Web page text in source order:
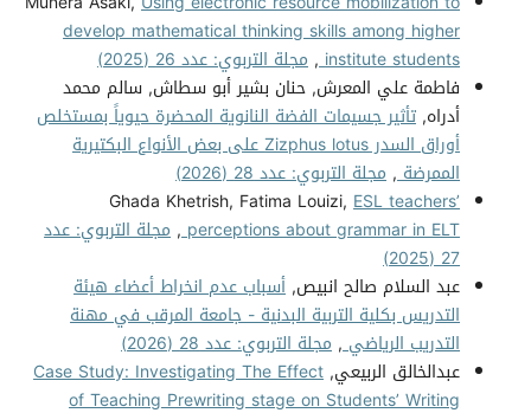
develop mathematical thinking skills among higher
institute students
, مجلة التربوي: عدد 26 (2025)
فاطمة علي المعرش, حنان بشير أبو سطاش, سالم محمد
أدراه, تأثير جسيمات الفضة النانوية المحضرة حيوياً بمستخلص
أوراق السدر Zizphus lotus على بعض الأنواع البكتيرية
الممرضة, مجلة التربوي: عدد 28 (2026)
Ghada Khetrish, Fatima Louizi,ESL teachers’
perceptions about grammar in ELT
, مجلة التربوي: عدد
27 (2025)
عبد السلام صالح انبيص, أسباب عدم انخراط أعضاء هيئة
التدريس بكلية التربية البدنية - جامعة المرقب في مهنة
التدريب الرياضي, مجلة التربوي: عدد 28 (2026)
عبدالخالق الربيعي, Case Study: Investigating The Effect
of Teaching Prewriting stage on Students’ Writing